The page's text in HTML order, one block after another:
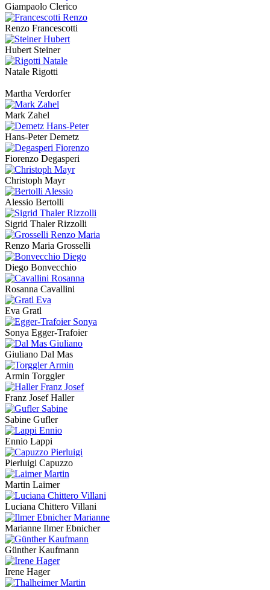
Giampaolo Clerico
Renzo Francescotti
Hubert Steiner
Natale Rigotti
Martha Verdorfer
Mark Zahel
Hans-Peter Demetz
Fiorenzo Degasperi
Christoph Mayr
Alessio Bertolli
Sigrid Thaler Rizzolli
Renzo Maria Grosselli
Diego Bonvecchio
Rosanna Cavallini
Eva Gratl
Sonya Egger-Trafoier
Giuliano Dal Mas
Armin Torggler
Franz Josef Haller
Sabine Gufler
Ennio Lappi
Pierluigi Capuzzo
Martin Laimer
Luciana Chittero Villani
Marianne Ilmer Ebnicher
Günther Kaufmann
Irene Hager